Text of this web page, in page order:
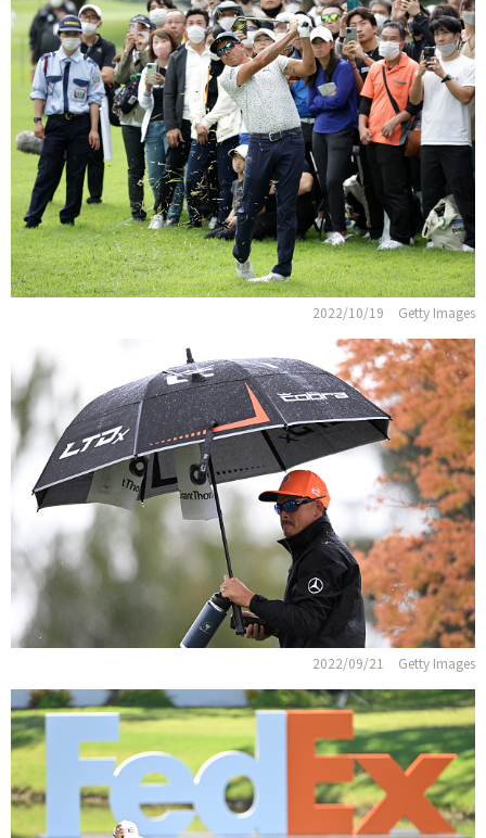
2022/10/19 Getty Images
2022/09/21 Getty Images